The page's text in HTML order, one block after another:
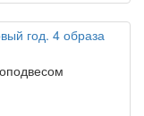
год. 4 образа